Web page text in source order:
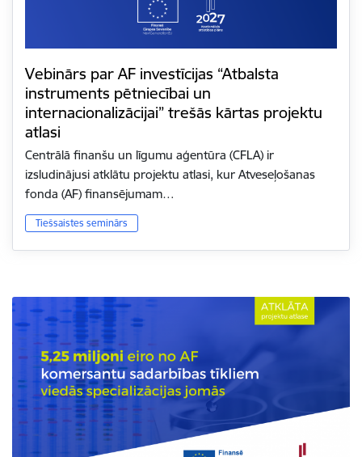
Vebinārs par AF investīcijas “Atbalsta
instruments pētniecībai un
internacionalizācijai” trešās kārtas projektu
atlasi
Centrālā finanšu un līgumu aģentūra (CFLA) ir
izsludinājusi atklātu projektu atlasi, kur Atveseļošanas
fonda (AF) finansējumam…
Tiešsaistes seminārs